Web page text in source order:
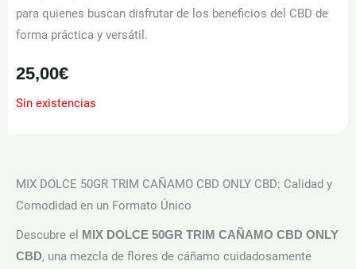
para quienes buscan disfrutar de los beneficios del CBD de
forma práctica y versátil.
25,00€
Sin existencias
MIX DOLCE 50GR TRIM CAÑAMO CBD ONLY CBD: Calidad y
Comodidad en un Formato Único
Descubre el
MIX DOLCE 50GR TRIM CAÑAMO CBD ONLY
CBD, una mezcla de flores de cáñamo cuidadosamente